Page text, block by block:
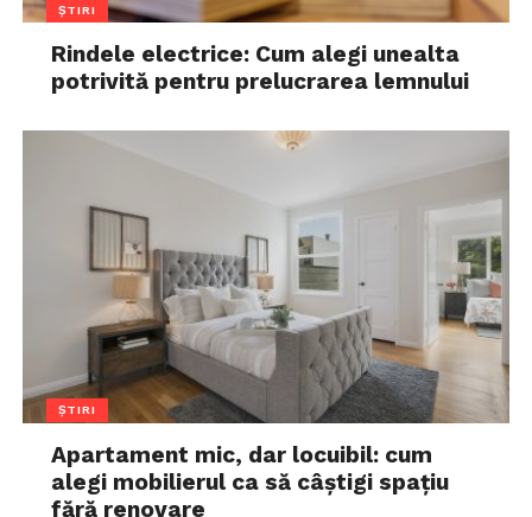
ȘTIRI
Rindele electrice: Cum alegi unealta
potrivită pentru prelucrarea lemnului
ȘTIRI
Apartament mic, dar locuibil: cum
alegi mobilierul ca să câștigi spațiu
fără renovare